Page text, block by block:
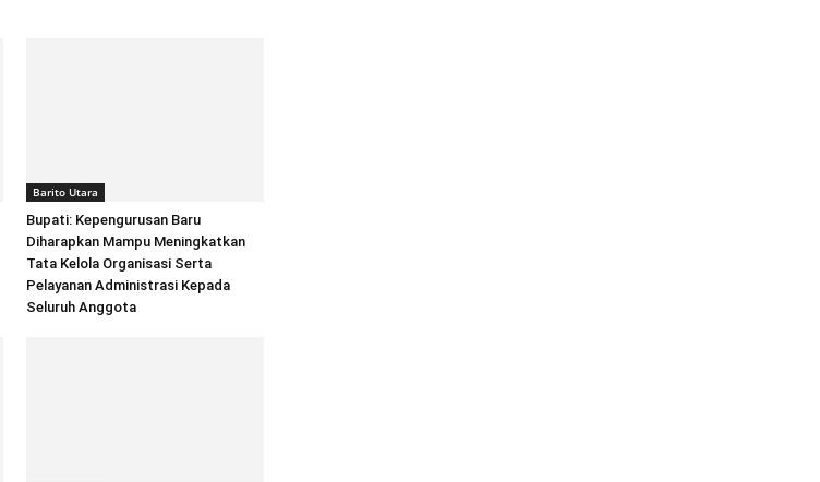
Barito Utara
Bupati: Kepengurusan Baru
Diharapkan Mampu Meningkatkan
Tata Kelola Organisasi Serta
Pelayanan Administrasi Kepada
Seluruh Anggota